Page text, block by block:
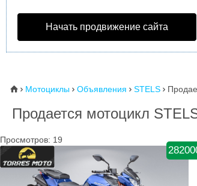
Начать продвижение сайта
⌂  Мотоциклы  Объявления  STELS 
Продается мотоцикл
Просмотров: 19